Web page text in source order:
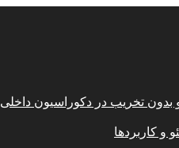
بدون تخریب در دکوراسیون داخلی
و کاربردها